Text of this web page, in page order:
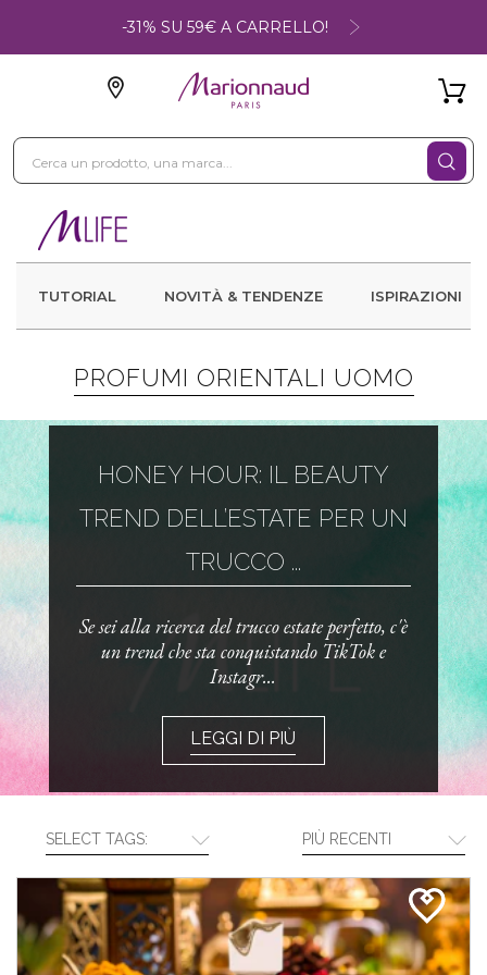
-31% SU 59€ A CARRELLO!
TUTORIAL NOVITÀ & TENDENZE ISPIRAZIONI
PROFUMI ORIENTALI UOMO
HONEY HOUR: IL BEAUTY
TREND DELL’ESTATE PER UN
TRUCCO ...
Se sei alla ricerca del trucco estate perfetto, c'è
un trend che sta conquistando TikTok e
Instagr...
LEGGI DI PIÙ
CREA LA TUA ROUTINE CON I
SELECT TAGS: PIÙ RECENTI